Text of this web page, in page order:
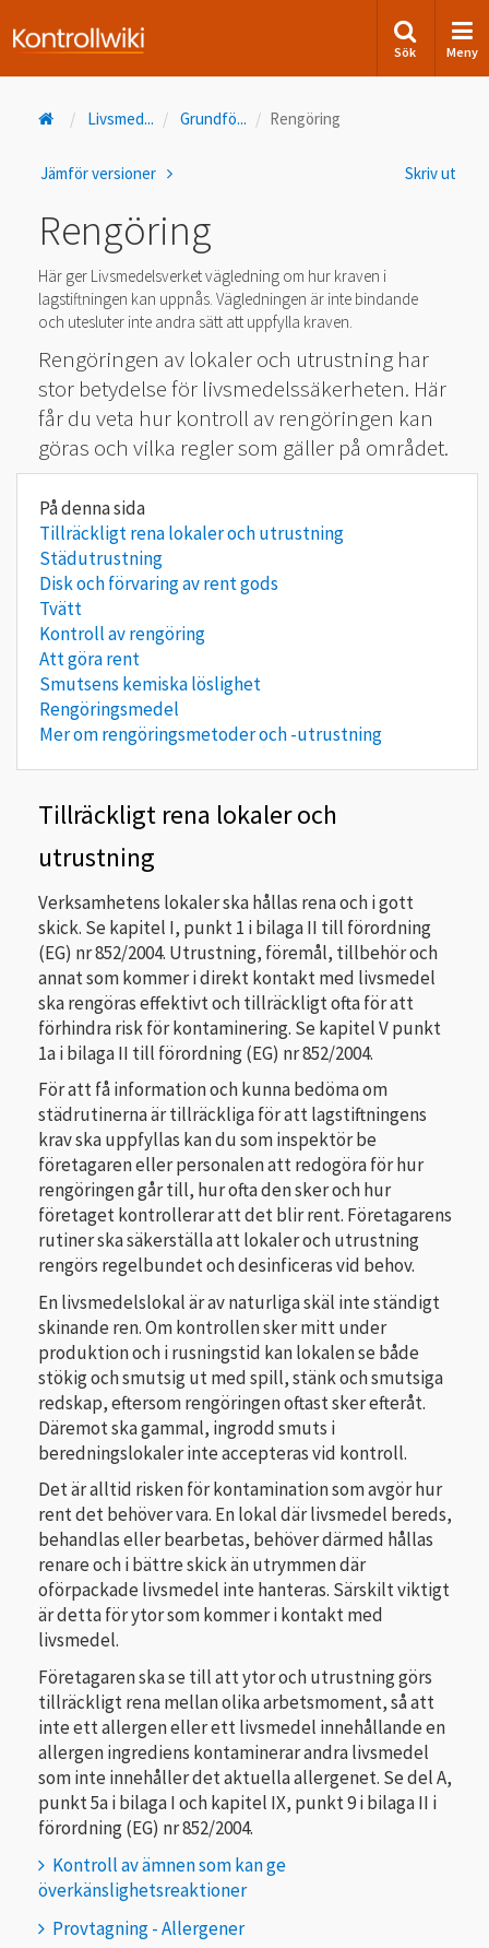
Sök Meny
Livsmed... Grundfö... Rengöring
Skriv ut
Jämför versioner
Rengöring
Här ger Livsmedelsverket vägledning om hur kraven i
lagstiftningen kan uppnås. Vägledningen är inte bindande
och utesluter inte andra sätt att uppfylla kraven.
Rengöringen av lokaler och utrustning har
stor betydelse för livsmedelssäkerheten. Här
får du veta hur kontroll av rengöringen kan
göras och vilka regler som gäller på området.
Tillräckligt rena lokaler och utrustning
Städutrustning
Disk och förvaring av rent gods
Tvätt
Kontroll av rengöring
Att göra rent
Smutsens kemiska löslighet
Rengöringsmedel
Mer om rengöringsmetoder och -utrustning
Tillräckligt rena lokaler och
utrustning
Verksamhetens lokaler ska hållas rena och i gott
skick. Se kapitel I, punkt 1 i bilaga II till förordning
(EG) nr 852/2004. Utrustning, föremål, tillbehör och
annat som kommer i direkt kontakt med livsmedel
ska rengöras effektivt och tillräckligt ofta för att
förhindra risk för kontaminering. Se kapitel V punkt
1a i bilaga II till förordning (EG) nr 852/2004.
För att få information och kunna bedöma om
städrutinerna är tillräckliga för att lagstiftningens
krav ska uppfyllas kan du som inspektör be
företagaren eller personalen att redogöra för hur
rengöringen går till, hur ofta den sker och hur
företaget kontrollerar att det blir rent. Företagarens
rutiner ska säkerställa att lokaler och utrustning
rengörs regelbundet och desinficeras vid behov.
En livsmedelslokal är av naturliga skäl inte ständigt
skinande ren. Om kontrollen sker mitt under
produktion och i rusningstid kan lokalen se både
stökig och smutsig ut med spill, stänk och smutsiga
redskap, eftersom rengöringen oftast sker efteråt.
Där­emot ska gammal, ingrodd smuts i
beredningslokaler inte accepteras vid kontroll.
Det är alltid risken för kontamination som avgör hur
rent det behöver vara. En lokal där livsmedel bereds,
behand­las eller bearbetas, behöver därmed hållas
renare och i bättre skick än utrymmen där
oförpackade livsmedel inte hanteras. Särskilt viktigt
är detta för ytor som kommer i kontakt med
livsmedel.
Företagaren ska se till att ytor och utrustning görs
tillräckligt rena mellan olika arbetsmoment, så att
inte ett allergen eller ett livsmedel innehållande en
allergen ingrediens kontaminerar andra livsmedel
som inte innehåller det aktuella allergenet. Se del A,
punkt 5a i bilaga I och kapitel IX, punkt 9 i bilaga II i
förordning (EG) nr 852/2004.
Kontroll av ämnen som kan ge
överkänslighetsreaktioner
Provtagning - Allergener